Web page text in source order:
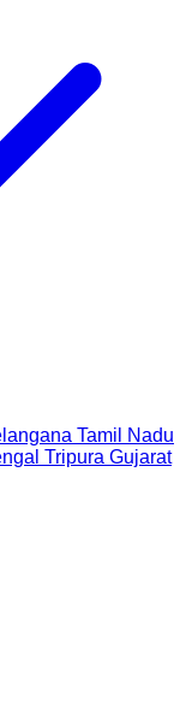
Tamil Nadu
Tripura Gujarat